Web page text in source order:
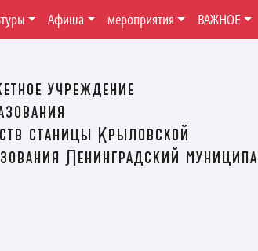
учреждение
станицы Крыловской
Ленинградский
Афиша мероприятия ВАЖНОЕ